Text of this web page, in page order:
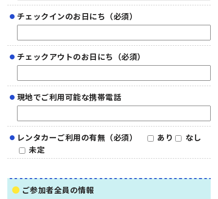
チェックインのお日にち（必須）
チェックアウトのお日にち（必須）
現地でご利用可能な携帯電話
レンタカーご利用の有無（必須） あり
なし
未定
ご参加者全員の情報